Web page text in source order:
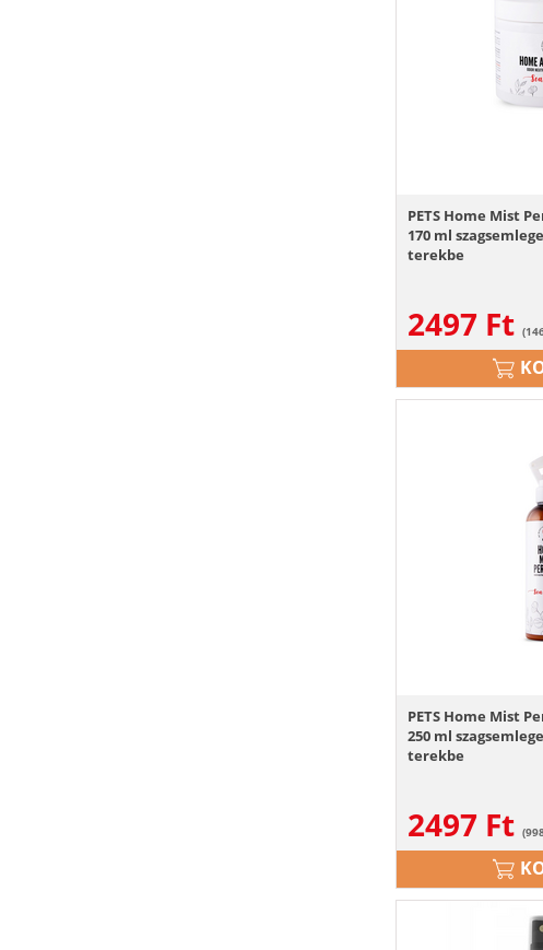
PETS Home Mist
170 ml
terekbe
2497 Ft
PETS Home Mist
250 ml
terekbe
2497 Ft